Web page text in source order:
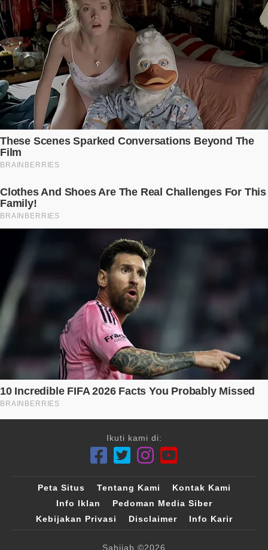
Ikuti kami di:
Peta Situs Tentang Kami
Kontak Kami
Info Iklan
Pedoman Media Siber
Kebijakan Privasi
Disclaimer Info Karir
Sahijab ©2026